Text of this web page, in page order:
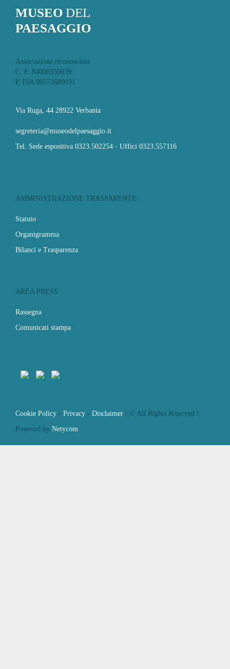
MUSEO DEL
PAESAGGIO
Associazione riconosciuta
C. F. 84008350039
P. IVA 00572680031
Via Ruga, 44 28922 Verbania
segreteria@museodelpaesaggio.it
Tel. Sede espositiva 0323.502254 - Uffici 0323.557116
AMMINISTRAZIONE TRASPARENTE
Statuto
Organigramma
Bilanci e Trasparenza
AREA PRESS
Rassegna
Comunicati stampa
Cookie Policy - Privacy - Disclaimer / © All Rights Reserved /
Powered by Netycom